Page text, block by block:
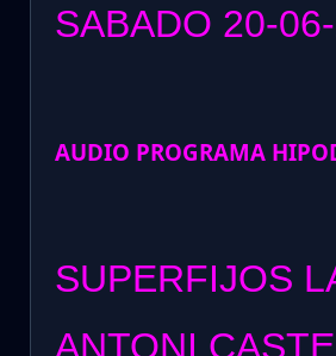
SABADO 20-
AUDIO PROGRAMA
SUPERFIJOS
ANTONI